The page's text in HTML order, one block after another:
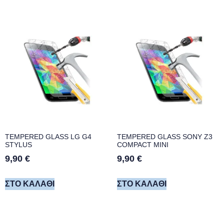
TEMPERED GLASS LG G4
STYLUS
9,90 €
ΣΤΟ ΚΑΛΆΘΙ
TEMPERED GLASS SONY Z3
COMPACT MINI
9,90 €
ΣΤΟ ΚΑΛΆΘΙ